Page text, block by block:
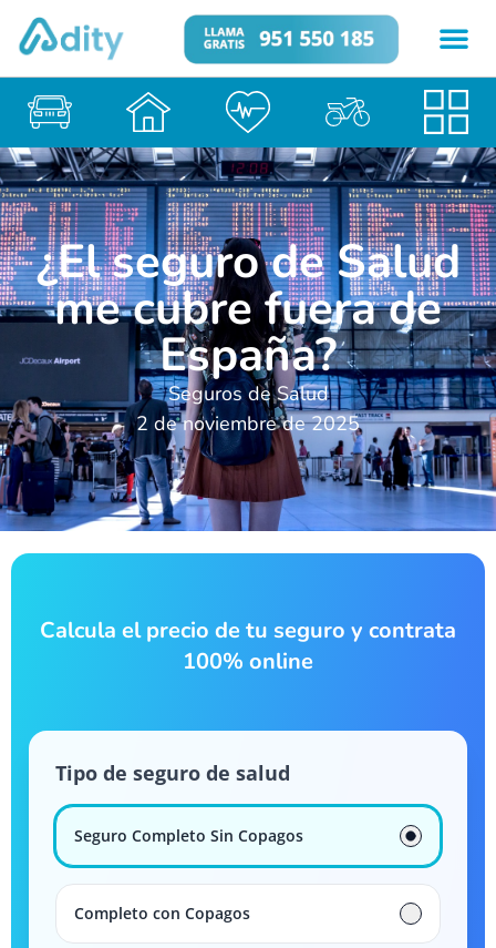
¿El seguro de Salud
me cubre fuera de
España?
Seguros de Salud
2 de noviembre de 2025
Calcula el precio de tu seguro y contrata
100% online
Tipo de seguro de salud
Seguro Completo Sin Copagos
Completo con Copagos